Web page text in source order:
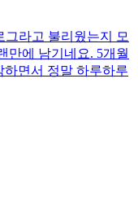
라고 불리웠는지 모
만에 남기네요. 5개월
면서 정말 하루하루